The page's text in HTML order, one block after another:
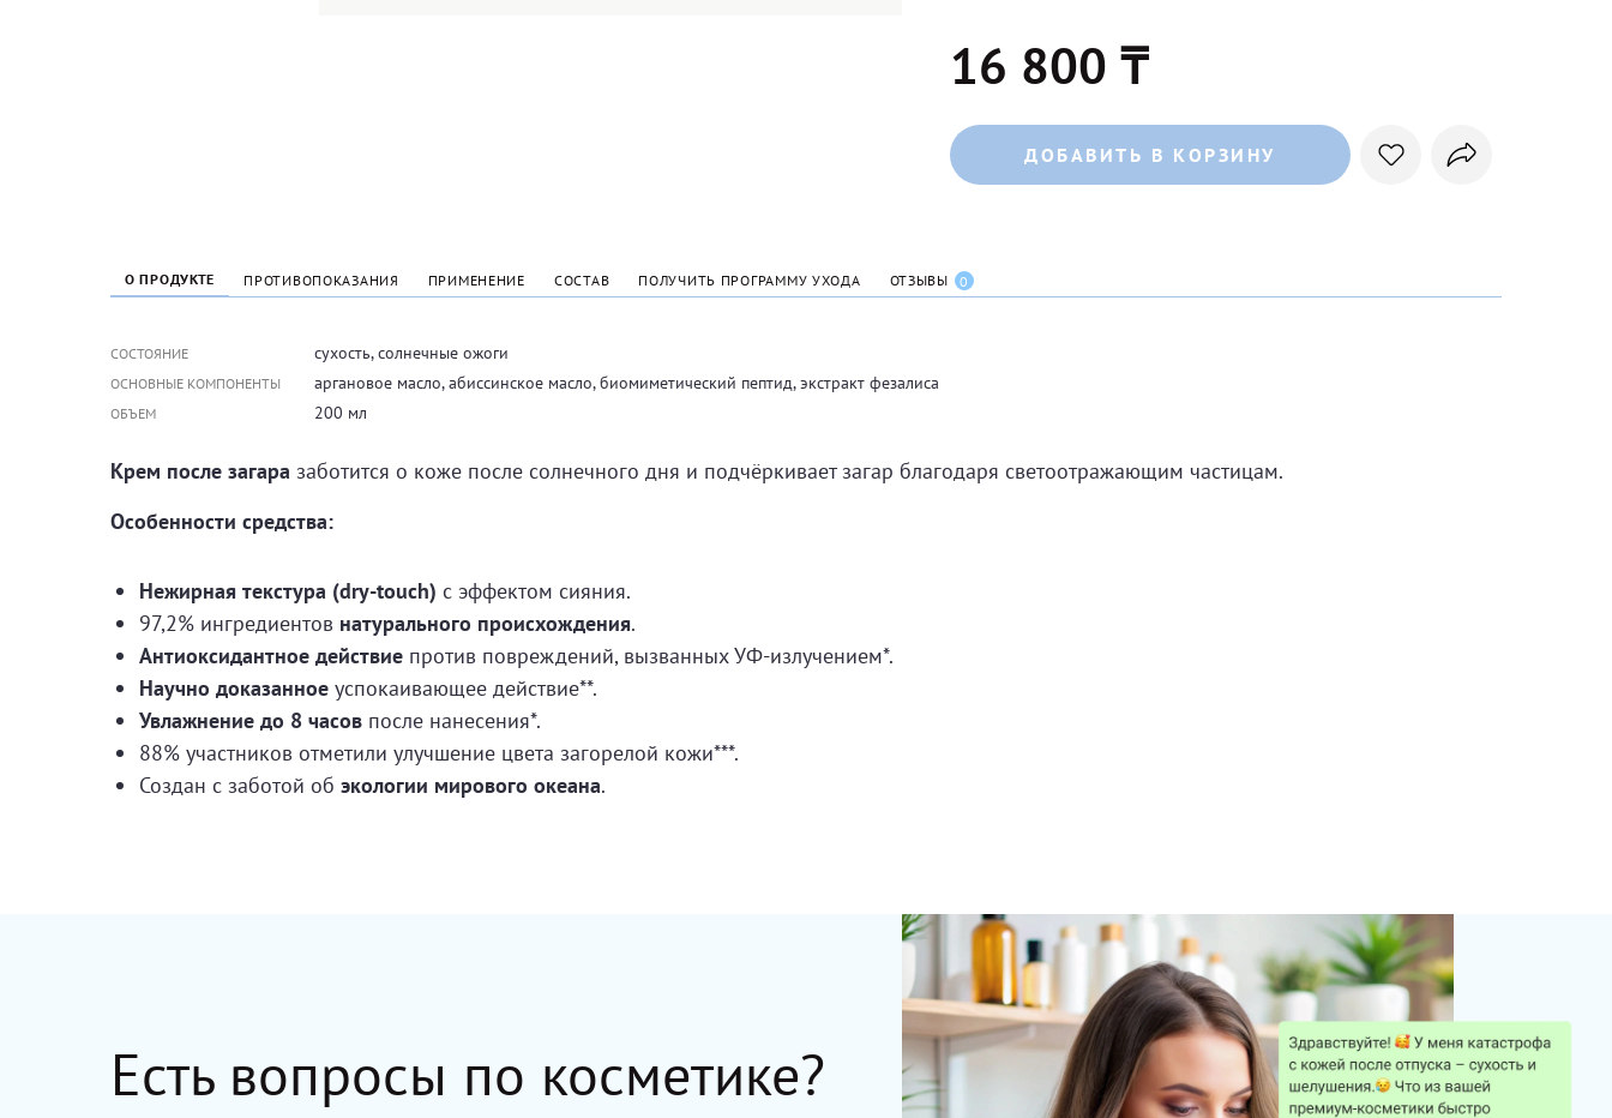
16 800 ₸
ДОБАВИТЬ В КОРЗИНУ
О ПРОДУКТЕ ПРОТИВОПОКАЗАНИЯ ПРИМЕНЕНИЕ СОСТАВ ПОЛУЧИТЬ ПРОГРАММУ УХОДА ОТЗЫВЫ 0
СОСТОЯНИЕ сухость, солнечные ожоги
ОСНОВНЫЕ КОМПОНЕНТЫ аргановое масло, абиссинское масло, биомиметический пептид, экстракт фезалиса
ОБЪЕМ 200 мл
Крем после загара заботится о коже после солнечного дня и подчёркивает загар благодаря светоотражающим частицам.
Особенности средства:
Нежирная текстура (dry-touch) с эффектом сияния.
97,2% ингредиентов натурального происхождения.
Антиоксидантное действие против повреждений, вызванных УФ-излучением*.
Научно доказанное успокаивающее действие**.
Увлажнение до 8 часов после нанесения*.
88% участников отметили улучшение цвета загорелой кожи***.
Создан с заботой об экологии мирового океана.
Есть вопросы по косметике?